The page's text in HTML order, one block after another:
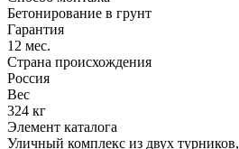
Бетонирование в грунт
Гарантия
12 мес.
Страна происхождения
Россия
Вес
324 кг
Элемент каталога
Уличный комплекс из двух